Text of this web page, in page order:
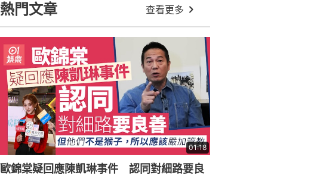
熱門文章 查看更多
01:18
歐錦棠疑回應陳凱琳事件 認同對細路要良